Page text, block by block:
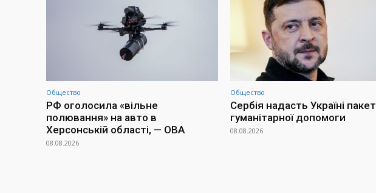
Общество
РФ оголосила «вільне
полювання» на авто в
Херсонській області, — ОВА
08.08.2026
Общество
Сербія надасть Україні пакет
гуманітарної допомоги
08.08.2026